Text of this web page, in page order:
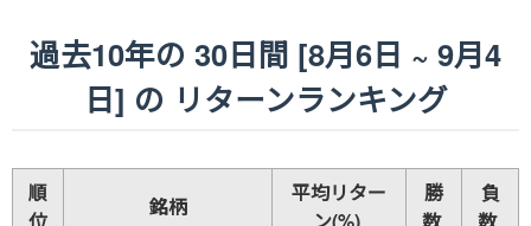
過去10年の 30日間 [8月6日 ~ 9月4
日] の リターンランキング
順
銘柄
平均リター
勝
負